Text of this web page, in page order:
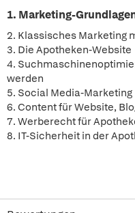
1. Marketing-
2. Klassisches Marketing
3. Die Apotheken-Website
4.
werden
5. Social Media-Marketing
6. Content für Website,
7. Werberecht für
8. IT-Sicherheit in der